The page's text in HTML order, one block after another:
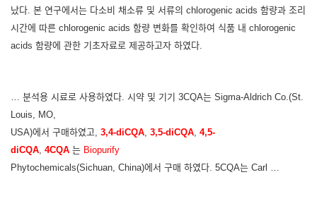
났다. 본 연구에서는 다소비 채소류 및 서류의 chlorogenic acids 함량과 조리
시간에 따른 chlorogenic acids 함량 변화를 확인하여 식품 내 chlorogenic
acids 함량에 관한 기초자료로 제공하고자 하였다.
… 분석용 시료로 사용하였다. 시약 및 기기 3CQA는 Sigma-Aldrich Co.(St.
Louis, MO,
USA)에서 구매하였고, 3,4-diCQA 3,5-diCQA 4,5-
diCQA 4CQA 는 Biopurify
Phytochemicals(Sichuan, China)에서 구매 하였다. 5CQA는 Carl …